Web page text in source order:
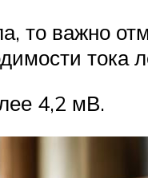
то важно
тока
4,2 мВ.